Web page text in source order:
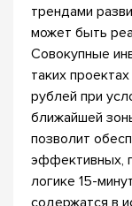
трендами
может быть
Совокупные
таких
рублей при
ближайшей
позволит
эффективных,
логике 15-
содержатся в